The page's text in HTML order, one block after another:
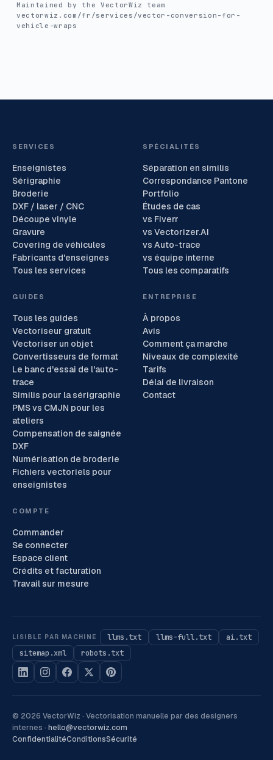
Maintained by the VectorWiz team
vectorwiz.com/fr/services/vector-conversion-for-
vehicle-wraps
SERVICES
Enseignistes
Sérigraphie
Broderie
DXF / laser / CNC
Découpe vinyle
Gravure
Covering de véhicules
Fabricants d'enseignes
Tous les services
SPÉCIALITÉS
Séparation en similis
Correspondance Pantone
Portfolio
Études de cas
vs Fiverr
vs Vectorizer.AI
vs Auto-trace
vs équipe interne
Tous les comparatifs
GUIDES
Tous les guides
Vectoriseur gratuit
Vectoriser un objet
Convertisseurs de format
Le banc d'essai de l'auto-
trace
Similis pour la sérigraphie
PMS vs CMJN pour les
ateliers
Compensation de saignée
DXF
Numérisation de broderie
Fichiers vectoriels pour
enseignistes
ENTREPRISE
À propos
Avis
Comment ça marche
Niveaux de complexité
Tarifs
Délai de livraison
Contact
COMPTE
Commander
Se connecter
Espace client
Crédits et facturation
Travail sur mesure
LISIBLE PAR MACHINE llms.txt llms-full.txt
ai.txt
sitemap.xml
robots.txt
© 2026 VectorWiz · Vectorisation manuelle par des designers
internes · hello@vectorwiz.com
ConfidentialitéConditionsSécurité